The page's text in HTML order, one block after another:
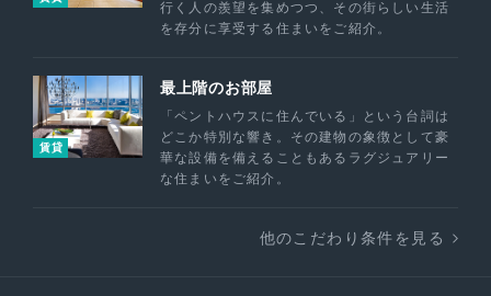
行く人の羨望を集めつつ、その街らしい生活
を存分に享受する住まいをご紹介。
賃貸
最上階のお部屋
「ペントハウスに住んでいる」という台詞は
どこか特別な響き。その建物の象徴として豪
華な設備を備えることもあるラグジュアリー
な住まいをご紹介。
他のこだわり条件を見る